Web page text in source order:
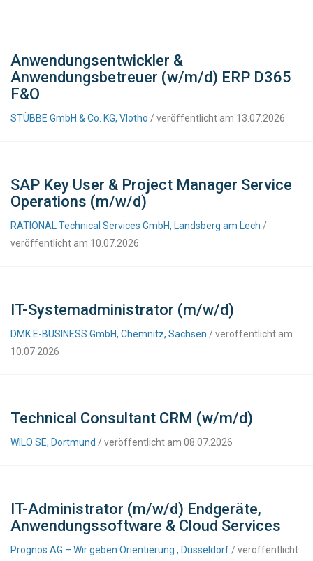
Anwendungsentwickler &
Anwendungsbetreuer (w/m/d) ERP D365
F&O
STÜBBE GmbH & Co. KG, Vlotho / veröffentlicht am 13.07.2026
SAP Key User & Project Manager Service
Operations (m/w/d)
RATIONAL Technical Services GmbH, Landsberg am Lech /
veröffentlicht am 10.07.2026
IT-Systemadministrator (m/w/d)
DMK E-BUSINESS GmbH, Chemnitz, Sachsen / veröffentlicht am
10.07.2026
Technical Consultant CRM (w/m/d)
WILO SE, Dortmund / veröffentlicht am 08.07.2026
IT-Administrator (m/w/d) Endgeräte,
Anwendungssoftware & Cloud Services
Prognos AG – Wir geben Orientierung., Düsseldorf / veröffentlicht